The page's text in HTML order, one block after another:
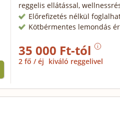
reggelis ellátással,
Előrefizetés nélkül
Kötbérmentes lemondás
35 000 Ft-tól
2 fő / éj kiváló reggelivel